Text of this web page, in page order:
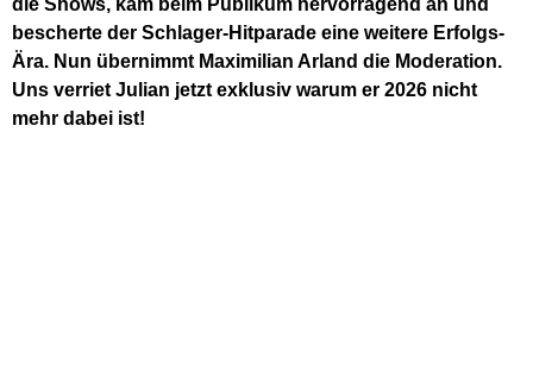
die Shows, kam beim Publikum hervorragend an und
bescherte der Schlager-Hitparade eine weitere Erfolgs-
Ära. Nun übernimmt Maximilian Arland die Moderation.
Uns verriet Julian jetzt exklusiv warum er 2026 nicht
mehr dabei ist!